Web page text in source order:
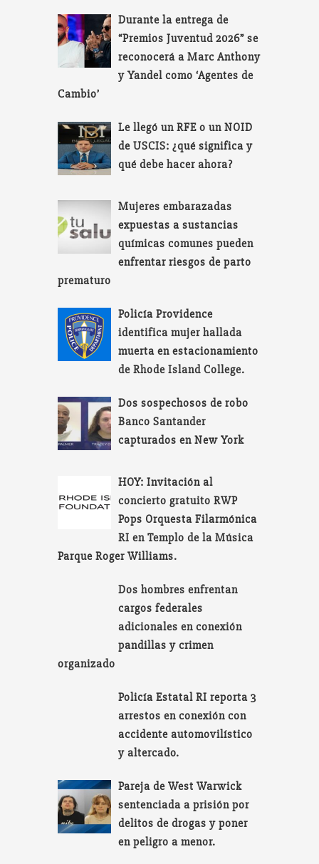
Durante la entrega de
“Premios Juventud 2026” se
reconocerá a Marc Anthony
y Yandel como ‘Agentes de
Cambio’
Le llegó un RFE o un NOID
de USCIS: ¿qué significa y
qué debe hacer ahora?
Mujeres embarazadas
expuestas a sustancias
químicas comunes pueden
enfrentar riesgos de parto
prematuro
Policía Providence
identifica mujer hallada
muerta en estacionamiento
de Rhode Island College.
Dos sospechosos de robo
Banco Santander
capturados en New York
HOY: Invitación al
concierto gratuito RWP
Pops Orquesta Filarmónica
RI en Templo de la Música
Parque Roger Williams.
Dos hombres enfrentan
cargos federales
adicionales en conexión
pandillas y crimen
organizado
Policía Estatal RI reporta 3
arrestos en conexión con
accidente automovilístico
y altercado.
Pareja de West Warwick
sentenciada a prisión por
delitos de drogas y poner
en peligro a menor.